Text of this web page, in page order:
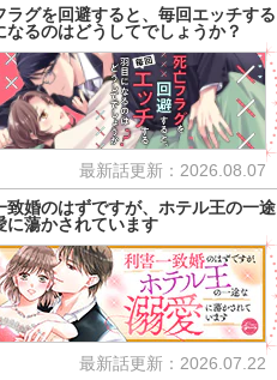
ラグを回避すると、毎回エッチする
なるのはどうしてでしょうか？
最新話更新：2026.08.07
致婚のはずですが、ホテル王の一途
に蕩かされています
最新話更新：2026.07.22